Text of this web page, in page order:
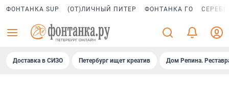
ФОНТАНКА SUP (ОТ)ЛИЧНЫЙ ПИТЕР ФОНТАНКА ГО
Доставка в СИЗО Петербург ищет креатив Дом Репина.